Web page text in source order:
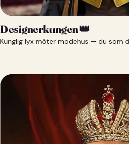
Designerkungen 👑
Kunglig lyx möter modehus — du som